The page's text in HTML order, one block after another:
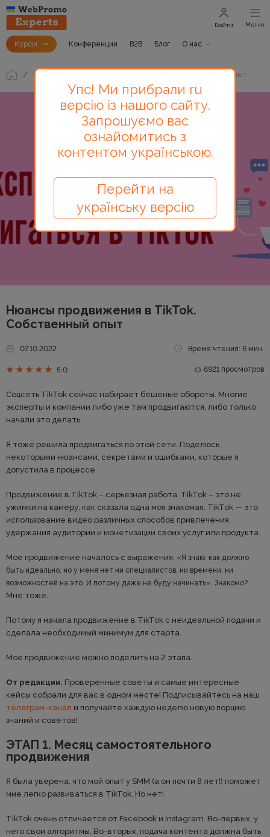
Курсы Конференции B2B Блог О нас
Войти Меню
Блог Нюансы продвижения в TikTok. Собственный опыт
Нюансы продвижения в TikTok.
Собственный опыт
07.10.2022 Время чтения: 6 мин.
5.0 6921 просмотров
Соцсеть TikTok сейчас набирает бешеные обороты. Многие
эксперты и компании либо уже там продвигаются, либо только
начали это делать.
Я тоже решила продвигаться по этой сети. Поделюсь
некоторыми нюансами, секретами и ошибками, которые я
допустила в процессе.
Продвижение в TikTok – серьезная работа. TikTok – это не
ужимки на камеру, как сказала одна моя знакомая. TikTok — это
использование видео различных способов привлечения,
удержания аудитории и монетизации своих услуг или продукта.
Мое продвижение началось с выражения: «Я знаю, как должно
быть идеально, но у меня нет ни специалистов, ни времени, ни
возможностей на это. И потому даже не буду начинать». Знакомо?
Мне тоже.
Потому я начала продвижение в TikTok с неидеальной подачи и
сделала необходимый минимум для старта.
Мое продвижение можно поделить на 2 этапа.
От редакции. Проверенные советы и самые интересные
кейсы собрали для вас в одном месте! Подписывайтесь на наш
телеграм-канал и получайте каждую неделю новую порцию
знаний и советов!
ЭТАП 1. Месяц самостоятельного
продвижения
Я была уверена, что мой опыт у SMM (а он почти 8 лет!) поможет
мне легко развиваться в TikTok. Но нет!
TikTok очень отличается от Facebook и Instagram. Во-первых, у
него свои алгоритмы. Во-вторых, подача контента должна быть
Упс! Ми прибрали ru
версію із нашого сайту.
Запрошуємо вас
ознайомитись з
контентом українською.
Перейти на
українську версію